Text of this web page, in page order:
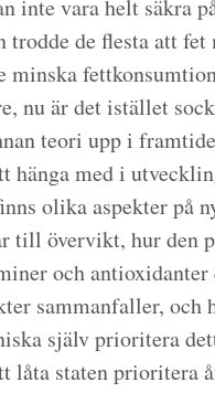
inte vara helt säkra
trodde de flesta att
minska
nu är det istället
teori upp i
hänga med i
olika aspekter på
till övervikt, hur den
och
sammanfaller, och
själv prioritera
låta staten prioritera